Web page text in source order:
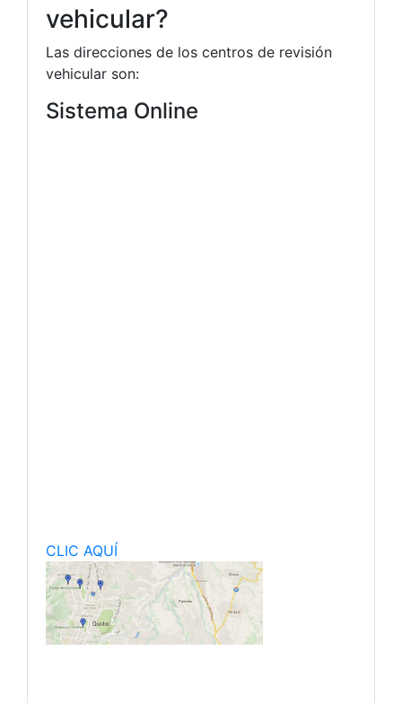
vehicular?
Las direcciones de los centros de revisión
vehicular son:
Sistema Online
CLIC AQUÍ